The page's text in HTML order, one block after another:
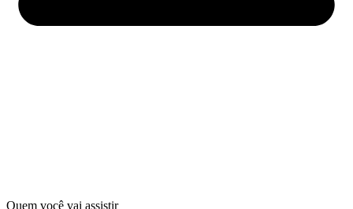
Quem você vai assistir